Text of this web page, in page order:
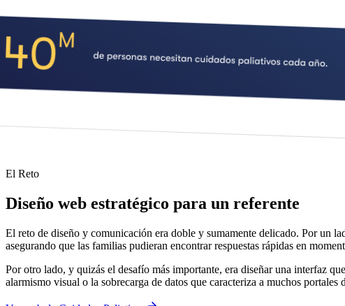
El Reto
Diseño web estratégico para un referente
El reto de diseño y comunicación era doble y sumamente delicado. Por un
asegurando que las familias pudieran encontrar respuestas rápidas en
Por otro lado, y quizás el desafío más importante, era diseñar una interfaz
alarmismo visual o la sobrecarga de datos que caracteriza a muchos